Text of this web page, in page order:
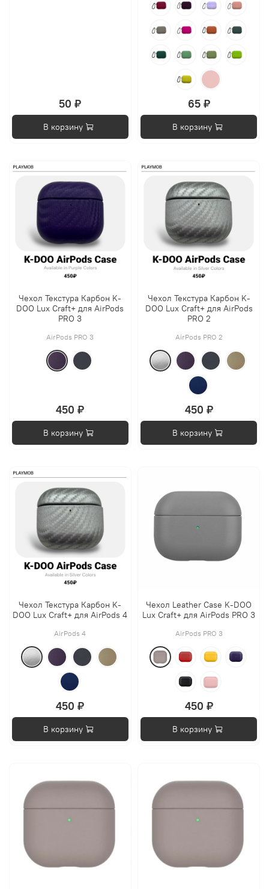
50 ₽
В корзину
65 ₽
В корзину
Чехол Текстура Карбон K-
DOO Lux Craft+ для AirPods
PRO 3
AirPods PRO 3
450 ₽
В корзину
Чехол Текстура Карбон K-
DOO Lux Craft+ для AirPods
PRO 2
AirPods PRO 2
450 ₽
В корзину
Чехол Текстура Карбон K-
DOO Lux Craft+ для AirPods 4
AirPods 4
450 ₽
В корзину
Чехол Leather Case K-DOO
Lux Craft+ для AirPods PRO 3
AirPods PRO 3
450 ₽
В корзину